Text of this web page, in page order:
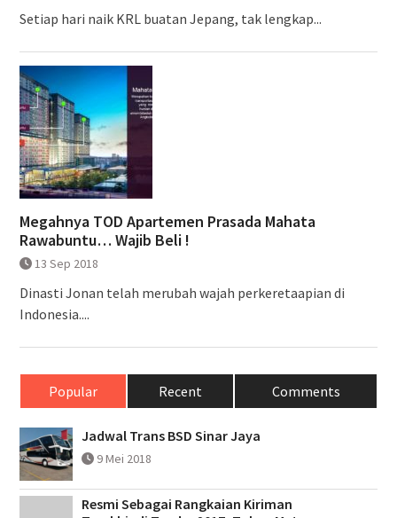
Setiap hari naik KRL buatan Jepang, tak lengkap...
Megahnya TOD Apartemen Prasada Mahata
Rawabuntu… Wajib Beli !
13 Sep 2018
Dinasti Jonan telah merubah wajah perkeretaapian di
Indonesia....
Popular Recent Comments
Jadwal Trans BSD Sinar Jaya
9 Mei 2018
Resmi Sebagai Rangkaian Kiriman